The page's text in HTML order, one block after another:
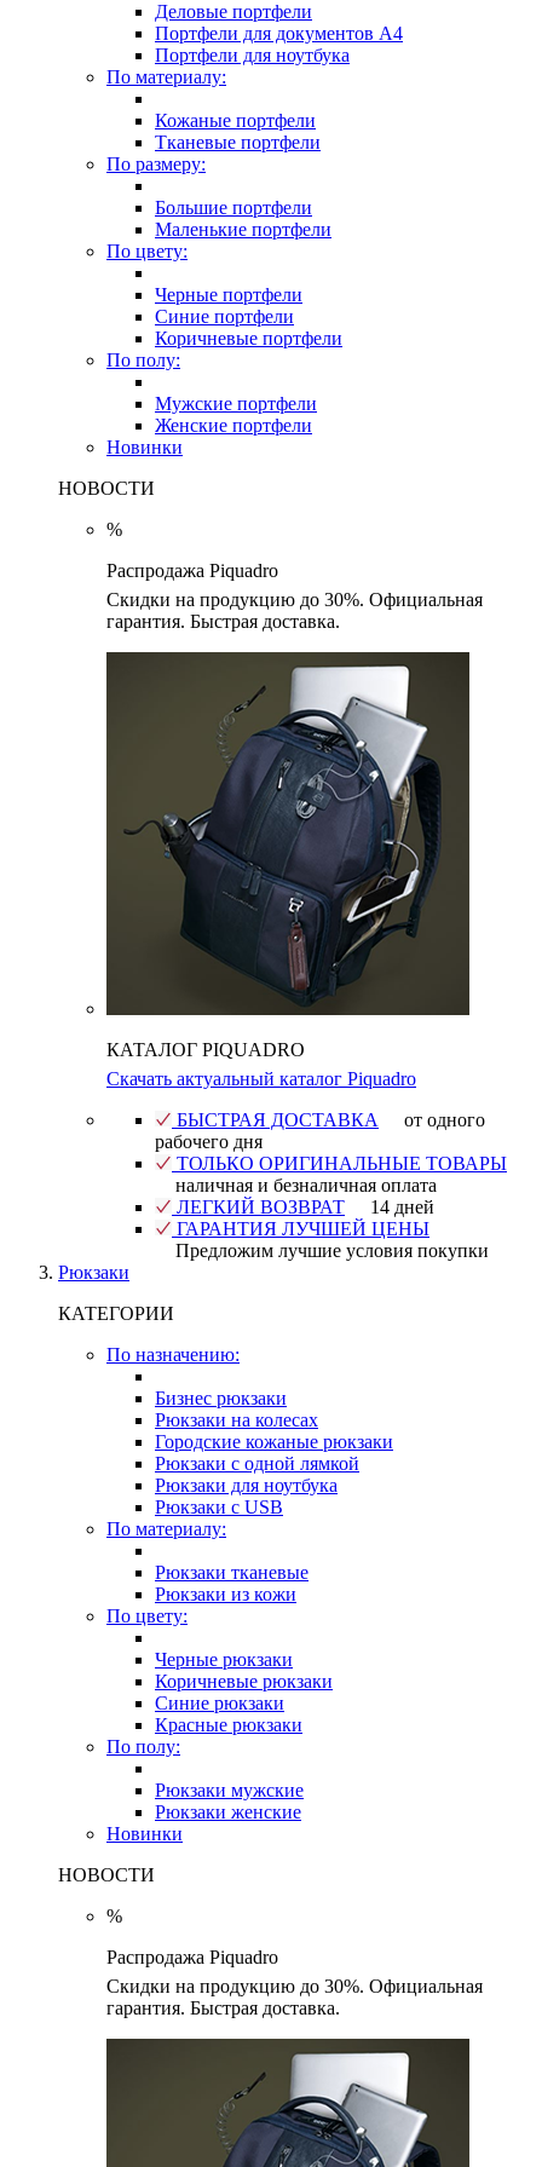
Деловые портфели
Портфели для документов A4
Портфели для ноутбука
По материалу:
Кожаные портфели
Тканевые портфели
По размеру:
Большие портфели
Маленькие портфели
По цвету:
Черные портфели
Синие портфели
Коричневые портфели
По полу:
Мужские портфели
Женские портфели
Новинки
НОВОСТИ
%
Распродажа Piquadro
Скидки на продукцию до 30%. Официальная
гарантия. Быстрая доставка.
КАТАЛОГ PIQUADRO
Скачать актуальный каталог Piquadro
БЫСТРАЯ ДОСТАВКА
от одного
рабочего дня
ТОЛЬКО ОРИГИНАЛЬНЫЕ ТОВАРЫ
наличная и безналичная оплата
ЛЕГКИЙ ВОЗВРАТ
14 дней
ГАРАНТИЯ ЛУЧШЕЙ ЦЕНЫ
Предложим лучшие условия покупки
Рюкзаки
КАТЕГОРИИ
По назначению:
Бизнес рюкзаки
Рюкзаки на колесах
Городские кожаные рюкзаки
Рюкзаки с одной лямкой
Рюкзаки для ноутбука
Рюкзаки с USB
По материалу:
Рюкзаки тканевые
Рюкзаки из кожи
По цвету:
Черные рюкзаки
Коричневые рюкзаки
Синие рюкзаки
Красные рюкзаки
По полу:
Рюкзаки мужские
Рюкзаки женские
Новинки
НОВОСТИ
%
Распродажа Piquadro
Скидки на продукцию до 30%. Официальная
гарантия. Быстрая доставка.